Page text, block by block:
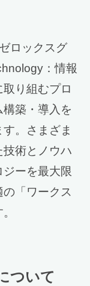
ロックスグ
：情報
り組むプロ
築・導入を
。さまざま
術とノウハ
ーを最大限
「ワークス
ついて